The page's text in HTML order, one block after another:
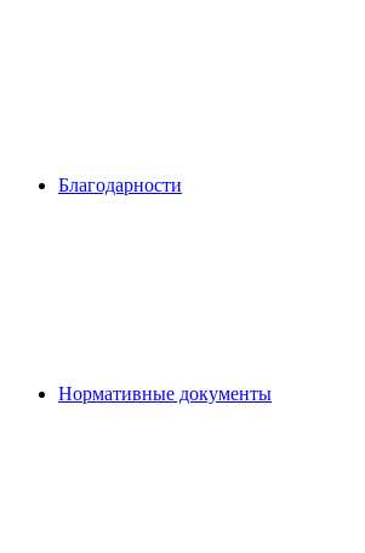
Благодарности
Нормативные документы